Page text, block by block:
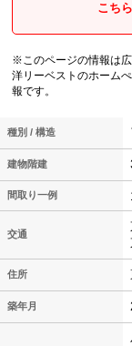
こち
※このページの情報は
洋リーベストのホーム
報です。
種別 / 構造
建物階建
間取り一例
交通
住所
築年月